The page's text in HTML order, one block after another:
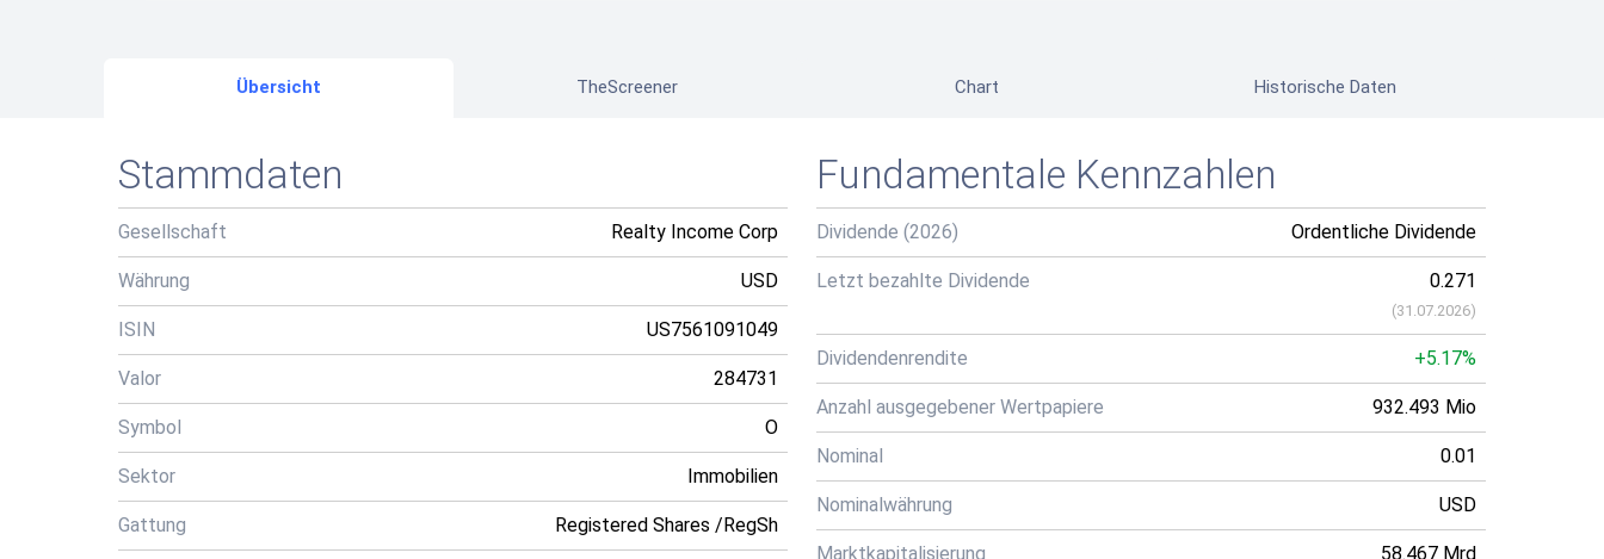
Übersicht TheScreener Chart Historische Daten
Stammdaten
Gesellschaft Realty Income Corp
Währung USD
ISIN US7561091049
Valor 284731
Symbol O
Sektor Immobilien
Gattung Registered Shares /RegSh
Fundamentale Kennzahlen
Dividende (2026) Ordentliche Dividende
Letzt bezahlte Dividende 0.271
(31.07.2026)
Dividendenrendite +5.17%
Anzahl ausgegebener Wertpapiere 932.493 Mio
Nominal 0.01
Nominalwährung USD
Marktkapitalisierung 58.467 Mrd